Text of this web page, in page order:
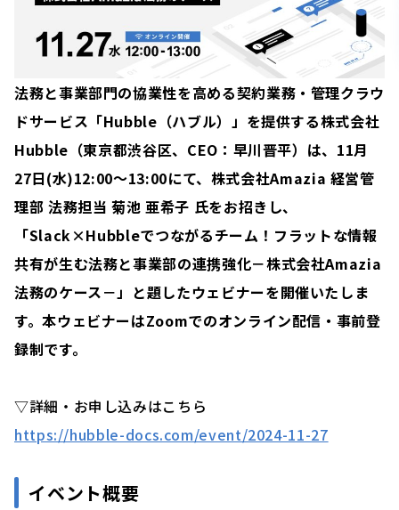
法務と事業部門の協業性を高める契約業務・管理クラウ
ドサービス「Hubble（ハブル）」を提供する株式会社
Hubble（東京都渋谷区、CEO：早川晋平）は、11月
27日(水)12:00〜13:00にて、株式会社Amazia 経営管
理部 法務担当 菊池 亜希子 氏をお招きし、
「Slack×Hubbleでつながるチーム！フラットな情報
共有が生む法務と事業部の連携強化－株式会社Amazia
法務のケース－」と題したウェビナーを開催いたしま
す。本ウェビナーはZoomでのオンライン配信・事前登
録制です。
▽詳細・お申し込みはこちら
https://hubble-docs.com/event/2024-11-27
イベント概要